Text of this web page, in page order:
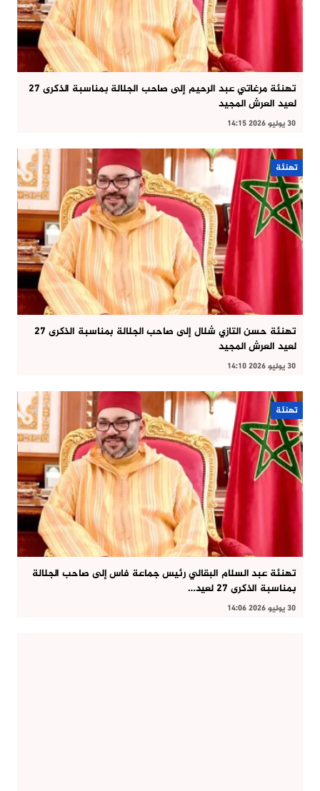
تهنئة مرغاتي عبد الرحيم إلى صاحب الجلالة بمناسبة الذكرى 27
لعيد العرش المجيد
30 يوليو 2026 14:15
تهنئة
تهنئة حسن التازي شلال إلى صاحب الجلالة بمناسبة الذكرى 27
لعيد العرش المجيد
30 يوليو 2026 14:10
تهنئة
تهنئة عبد السلام البقالي رئيس جماعة فاس إلى صاحب الجلالة
بمناسبة الذكرى 27 لعيد…
30 يوليو 2026 14:06